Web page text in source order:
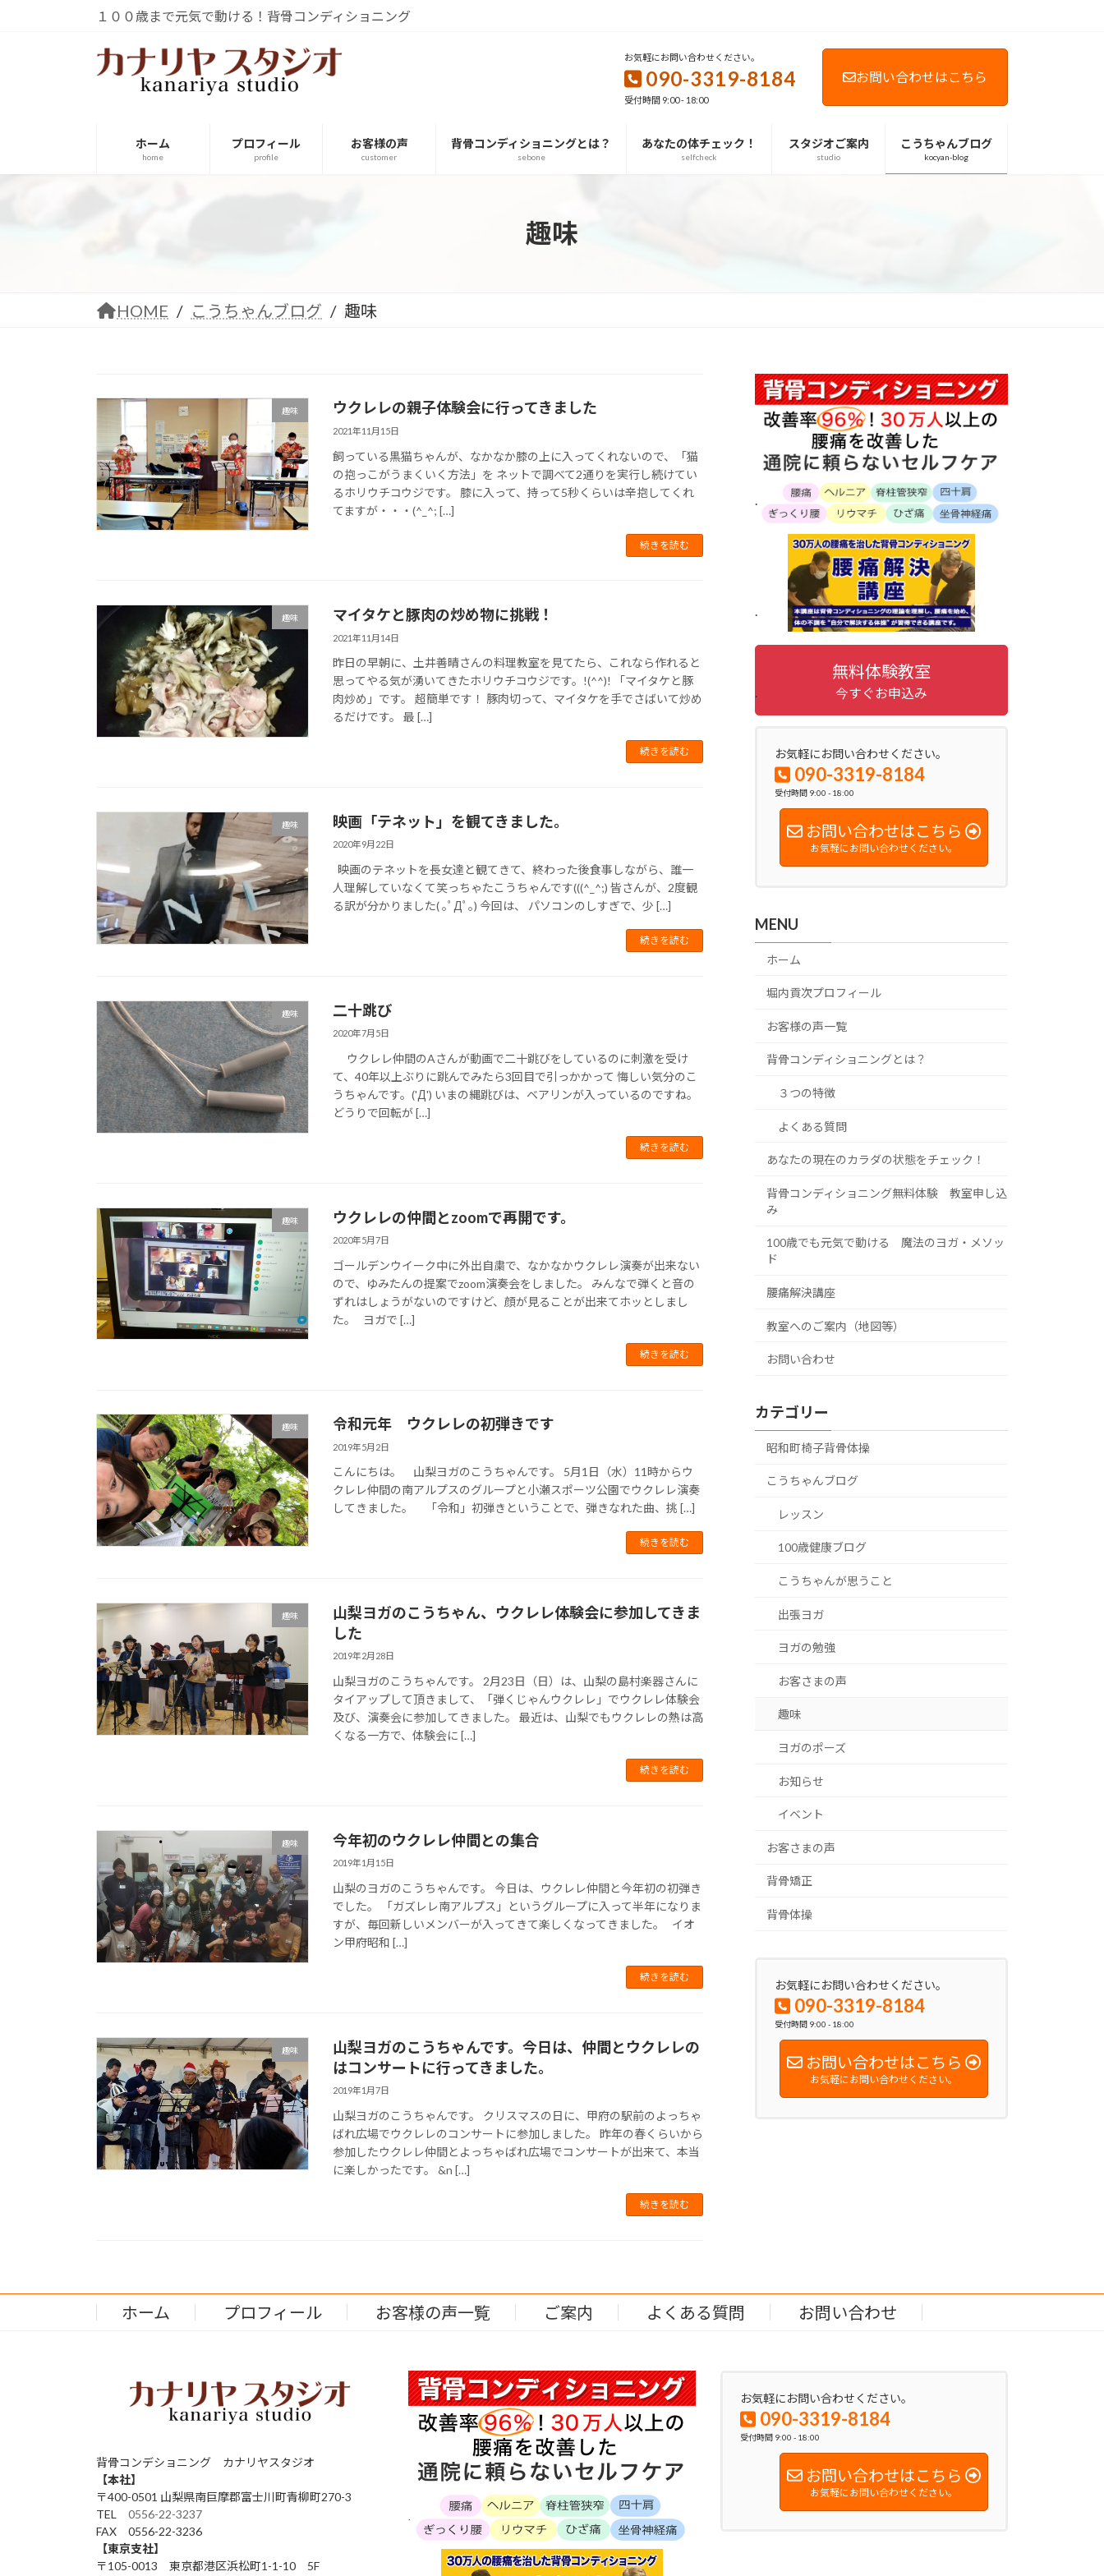
１００歳まで元気で動ける！背骨コンディショニング
お気軽にお問い合わせください。
090-3319-8184
受付時間 9:00 - 18:00
お問い合わせはこちら
ホーム
home
プロフィール
profile
お客様の声
customer
背骨コンディショニングとは？
sebone
あなたの体チェック！
selfcheck
スタジオご案内
studio
こうちゃんブログ
kocyan-blog
趣味
HOME こうちゃんブログ 趣味
趣味 ウクレレの親子体験会に行ってきました
2021年11月15日
飼っている黒猫ちゃんが、なかなか膝の上に入ってくれないので、「猫
の抱っこがうまくいく方法」を ネットで調べて2通りを実行し続けてい
るホリウチコウジです。 膝に入って、持って5秒くらいは辛抱してくれ
てますが・・・(^_^; […]
続きを読む
趣味 マイタケと豚肉の炒め物に挑戦！
2021年11月14日
昨日の早朝に、土井善晴さんの料理教室を見てたら、これなら作れると
思ってやる気が湧いてきたホリウチコウジです。!(^^)! 「マイタケと豚
肉炒め」です。 超簡単です！ 豚肉切って、マイタケを手でさばいて炒め
るだけです。 最 […]
続きを読む
趣味 映画「テネット」を観てきました。
2020年9月22日
映画のテネットを長女達と観てきて、終わった後食事しながら、誰一
人理解していなくて笑っちゃたこうちゃんです(((^_^;) 皆さんが、2度観
る訳が分かりました( ｡ﾟДﾟ｡) 今回は、 パソコンのしすぎで、少 […]
続きを読む
趣味 二十跳び
2020年7月5日
ウクレレ仲間のAさんが動画で二十跳びをしているのに刺激を受け
て、40年以上ぶりに跳んでみたら3回目で引っかかって 悔しい気分のこ
うちゃんです。('Д') いまの縄跳びは、ベアリンが入っているのですね。
どうりで回転が […]
続きを読む
趣味 ウクレレの仲間とzoomで再開です。
2020年5月7日
ゴールデンウイーク中に外出自粛で、なかなかウクレレ演奏が出来ない
ので、ゆみたんの提案でzoom演奏会をしました。 みんなで弾くと音の
ずれはしょうがないのですけど、顔が見ることが出来てホッとしまし
た。 ヨガで […]
続きを読む
趣味 令和元年 ウクレレの初弾きです
2019年5月2日
こんにちは。 山梨ヨガのこうちゃんです。 5月1日（水）11時からウ
クレレ仲間の南アルプスのグループと小瀬スポーツ公園でウクレレ演奏
してきました。 「令和」初弾きということで、弾きなれた曲、挑 […]
続きを読む
趣味
山梨ヨガのこうちゃん、ウクレレ体験会に参加してきま
した
2019年2月28日
山梨ヨガのこうちゃんです。 2月23日（日）は、山梨の島村楽器さんに
タイアップして頂きまして、「弾くじゃんウクレレ」でウクレレ体験会
及び、演奏会に参加してきました。 最近は、山梨でもウクレレの熱は高
くなる一方で、体験会に […]
続きを読む
趣味 今年初のウクレレ仲間との集合
2019年1月15日
山梨のヨガのこうちゃんです。 今日は、ウクレレ仲間と今年初の初弾き
でした。 「ガズレレ南アルプス」というグループに入って半年になりま
すが、毎回新しいメンバーが入ってきて楽しくなってきました。 イオ
ン甲府昭和 […]
続きを読む
趣味
山梨ヨガのこうちゃんです。今日は、仲間とウクレレの
はコンサートに行ってきました。
2019年1月7日
山梨ヨガのこうちゃんです。 クリスマスの日に、甲府の駅前のよっちゃ
ばれ広場でウクレレのコンサートに参加しました。 昨年の春くらいから
参加したウクレレ仲間とよっちゃばれ広場でコンサートが出来て、本当
に楽しかったです。 &n […]
続きを読む
.
無料体験教室
今すぐお申込み
.
お気軽にお問い合わせください。
090-3319-8184
受付時間 9:00 - 18:00
お問い合わせはこちら
お気軽にお問い合わせください。
MENU
ホーム
堀内貢次プロフィール
お客様の声一覧
背骨コンディショニングとは？
３つの特徴
よくある質問
あなたの現在のカラダの状態をチェック！
背骨コンディショニング無料体験 教室申し込
み
100歳でも元気で動ける 魔法のヨガ・メソッ
ド
腰痛解決講座
教室へのご案内（地図等）
お問い合わせ
カテゴリー
昭和町椅子背骨体操
こうちゃんブログ
レッスン
100歳健康ブログ
こうちゃんが思うこと
出張ヨガ
ヨガの勉強
お客さまの声
趣味
ヨガのポーズ
お知らせ
イベント
お客さまの声
背骨矯正
背骨体操
お気軽にお問い合わせください。
090-3319-8184
受付時間 9:00 - 18:00
お問い合わせはこちら
お気軽にお問い合わせください。
ホーム プロフィール お客様の声一覧 ご案内 よくある質問 お問い合わせ
背骨コンデショニング カナリヤスタジオ
【本社】
〒400-0501 山梨県南巨摩郡富士川町青柳町270-3
TEL 0556-22-3237
FAX 0556-22-3236
【東京支社】
〒105-0013 東京都港区浜松町1-1-10 5F
お気軽にお問い合わせください。
090-3319-8184
受付時間 9:00 - 18:00
お問い合わせはこちら
お気軽にお問い合わせください。